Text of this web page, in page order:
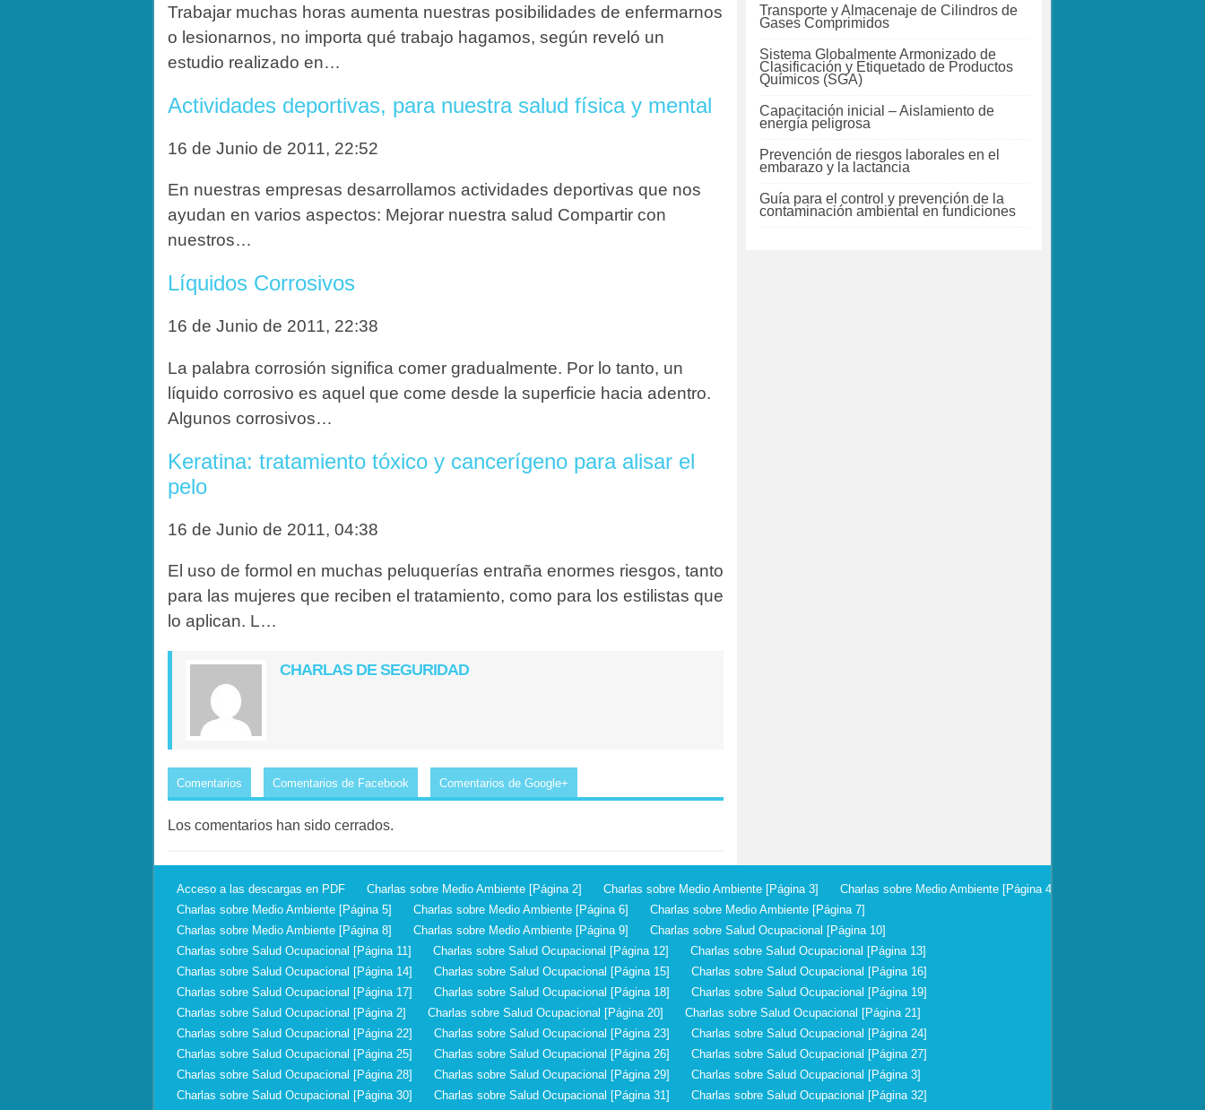
Trabajar muchas horas aumenta nuestras posibilidades de enfermarnos
o lesionarnos, no importa qué trabajo hagamos, según reveló un
estudio realizado en…
Actividades deportivas, para nuestra salud física y mental
16 de Junio de 2011, 22:52
En nuestras empresas desarrollamos actividades deportivas que nos
ayudan en varios aspectos: Mejorar nuestra salud Compartir con
nuestros…
Líquidos Corrosivos
16 de Junio de 2011, 22:38
La palabra corrosión significa comer gradualmente. Por lo tanto, un
líquido corrosivo es aquel que come desde la superficie hacia adentro.
Algunos corrosivos…
Keratina: tratamiento tóxico y cancerígeno para alisar el
pelo
16 de Junio de 2011, 04:38
El uso de formol en muchas peluquerías entraña enormes riesgos, tanto
para las mujeres que reciben el tratamiento, como para los estilistas que
lo aplican. L…
CHARLAS DE SEGURIDAD
Comentarios Comentarios de Facebook Comentarios de Google+
Los comentarios han sido cerrados.
Transporte y Almacenaje de Cilindros de
Gases Comprimidos
Sistema Globalmente Armonizado de
Clasificación y Etiquetado de Productos
Químicos (SGA)
Capacitación inicial – Aislamiento de
energía peligrosa
Prevención de riesgos laborales en el
embarazo y la lactancia
Guía para el control y prevención de la
contaminación ambiental en fundiciones
Acceso a las descargas en PDF Charlas sobre Medio Ambiente [Página 2] Charlas sobre Medio Ambiente [Página 3]
Charlas sobre Medio Ambiente [Página 4]
Charlas sobre Medio Ambiente [Página 5]
Charlas sobre Medio Ambiente [Página 6]
Charlas sobre Medio Ambiente [Página 7]
Charlas sobre Medio Ambiente [Página 8]
Charlas sobre Medio Ambiente [Página 9]
Charlas sobre Salud Ocupacional [Página 10]
Charlas sobre Salud Ocupacional [Página 11]
Charlas sobre Salud Ocupacional [Página 12]
Charlas sobre Salud Ocupacional [Página 13]
Charlas sobre Salud Ocupacional [Página 14]
Charlas sobre Salud Ocupacional [Página 15]
Charlas sobre Salud Ocupacional [Página 16]
Charlas sobre Salud Ocupacional [Página 17]
Charlas sobre Salud Ocupacional [Página 18]
Charlas sobre Salud Ocupacional [Página 19]
Charlas sobre Salud Ocupacional [Página 2]
Charlas sobre Salud Ocupacional [Página 20]
Charlas sobre Salud Ocupacional [Página 21]
Charlas sobre Salud Ocupacional [Página 22]
Charlas sobre Salud Ocupacional [Página 23]
Charlas sobre Salud Ocupacional [Página 24]
Charlas sobre Salud Ocupacional [Página 25]
Charlas sobre Salud Ocupacional [Página 26]
Charlas sobre Salud Ocupacional [Página 27]
Charlas sobre Salud Ocupacional [Página 28]
Charlas sobre Salud Ocupacional [Página 29]
Charlas sobre Salud Ocupacional [Página 3]
Charlas sobre Salud Ocupacional [Página 30]
Charlas sobre Salud Ocupacional [Página 31]
Charlas sobre Salud Ocupacional [Página 32]